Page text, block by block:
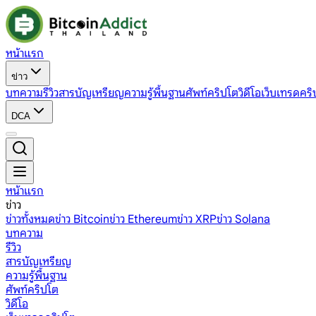
หน้าแรก
ข่าว
บทความรีวิวสารบัญเหรียญความรู้พื้นฐานศัพท์คริปโตวิดีโอเว็บเทรดค
DCA
หน้าแรก
ข่าว
ข่าวทั้งหมดข่าว Bitcoinข่าว Ethereumข่าว XRPข่าว Solana
บทความ
รีวิว
สารบัญเหรียญ
ความรู้พื้นฐาน
ศัพท์คริปโต
วิดีโอ